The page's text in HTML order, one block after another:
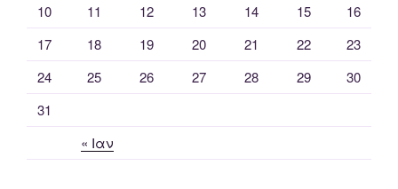
« Ιαν
10
11 12 13 14 15
16
17
18 19 20 21 22
23
24
25 26 27 28 29
30
31